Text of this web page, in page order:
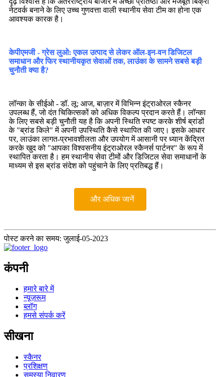
नेटवर्क बनाने के लिए उच्च गुणवत्ता वाली स्थानीय सेवा टीम का होना एक
आवश्यक कारक है।
केपीएमजी - ग्रेस लुओ: एकल उत्पाद से लेकर ऑल-इन-वन डिजिटल
समाधान और फिर स्थानीयकृत सेवाओं तक, लाउंका के सामने सबसे बड़ी
चुनौती क्या है?
लॉन्का के सीईओ - डॉ. लू: आज, बाज़ार में विभिन्न इंट्राओरल स्कैनर
उपलब्ध हैं, जो दंत चिकित्सकों को अधिक विकल्प प्रदान करते हैं। लॉन्का
के लिए सबसे बड़ी चुनौती यह है कि अपनी स्थिति स्पष्ट करके शीर्ष ब्रांडों
के "ब्रांड किले" में अपनी उपस्थिति कैसे स्थापित की जाए। इसके आधार
पर, लाउंका लागत-प्रभावशीलता और उपयोग में आसानी पर ध्यान केंद्रित
करके खुद को "आपका विश्वसनीय इंट्राओरल स्कैनर्स पार्टनर" के रूप में
स्थापित करता है। हम स्थानीय सेवा टीमों और डिजिटल सेवा समाधानों के
माध्यम से इस ब्रांड संदेश को पहुंचाने के लिए प्रतिबद्ध हैं।
और अधिक जानें
पोस्ट करने का समय: जुलाई-05-2023
कंपनी
हमारे बारे में
न्यूज़रूम
ब्लॉग
हमसे संपर्क करें
सीखना
स्कैनर
प्रशिक्षण
समस्या निवारण